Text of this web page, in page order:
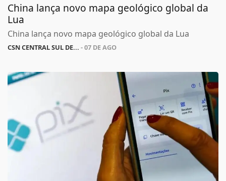
China lança novo mapa geológico global da
Lua
China lança novo mapa geológico global da Lua
CSN CENTRAL SUL DE... - 07 DE AGO